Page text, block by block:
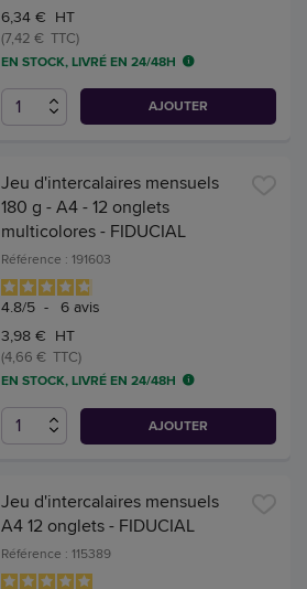
6,34 € HT
(7,42 € TTC)
EN STOCK, LIVRÉ EN 24/48H
AJOUTER
Jeu d'intercalaires mensuels
180 g - A4 - 12 onglets
multicolores - FIDUCIAL
Référence : 191603
4.8/5 - 6 avis
3,98 € HT
(4,66 € TTC)
EN STOCK, LIVRÉ EN 24/48H
AJOUTER
Jeu d'intercalaires mensuels
A4 12 onglets - FIDUCIAL
Référence : 115389